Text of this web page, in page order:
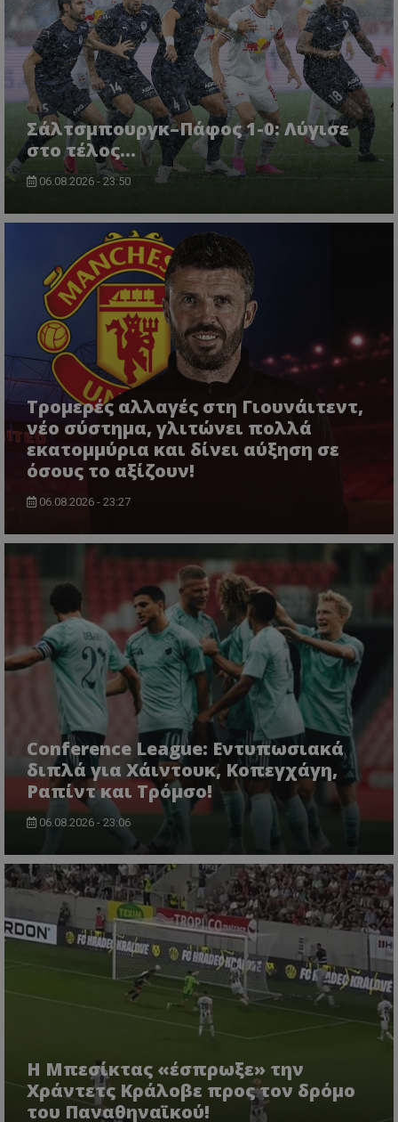
Σάλτσμπουργκ–Πάφος 1-0: Λύγισε
στο τέλος...
06.08.2026 - 23:50
Τρομερές αλλαγές στη Γιουνάιτεντ,
νέο σύστημα, γλιτώνει πολλά
εκατομμύρια και δίνει αύξηση σε
όσους το αξίζουν!
06.08.2026 - 23:27
Conference League: Εντυπωσιακά
διπλά για Χάιντουκ, Κοπεγχάγη,
Ραπίντ και Τρόμσο!
06.08.2026 - 23:06
Η Μπεσίκτας «έσπρωξε» την
Χράντετς Κράλοβε προς τον δρόμο
του Παναθηναϊκού!